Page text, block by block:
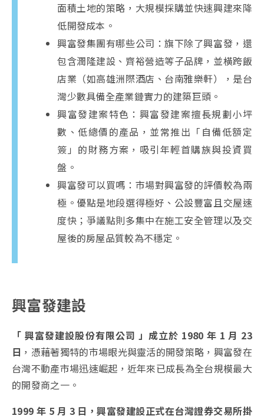
面積土地的策略，大規模採購並快速興建來降
低開發成本。
興富發集團有哪些公司：旗下除了興富發，還
包含潤隆建設、齊裕營造等子品牌，並橫跨飯
店業（如高雄洲際酒店、台南雅樂軒），是台
灣少數具備全產業鏈實力的建築巨頭。
興富發建案特色：興富發建案擅長規劃小坪
數、低總價的產品，並常推出「自備低額定
簽」的財務方案，吸引年輕首購族與投資買
盤。
興富發可以買嗎：市場對興富發的評價較為兩
極。優點是地段選得極好、公設豐富且交屋速
度快；爭議點則多集中在施工安全管理以及交
屋後的房屋品質較為不穩定。
興富發建設
「 興富發建設股份有限公司 」成立於 1980 年 1 月 23
日 ，憑藉著獨特的市場眼光與靈活的開發策略，興富發在
台灣不動產市場迅速崛起，近年來已成長為全台規模最大
的開發商之一。
1999 年 5 月 3 日，興富發建設正式在台灣證券交易所掛